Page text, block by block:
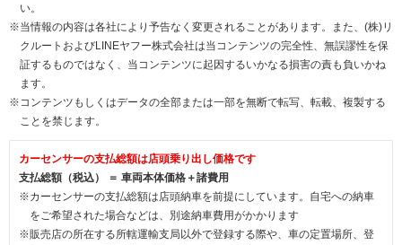
い。
※当情報の内容は各社により予告なく変更されることがあります。また、(株)リ
クルートおよびLINEヤフー株式会社は当コンテンツの完全性、無誤謬性を保
証するものではなく、当コンテンツに起因するいかなる損害の責も負いかね
ます。
※コンテンツもしくはデータの全部または一部を無断で転写、転載、複製する
ことを禁じます。
カーセンサーの支払総額は店頭乗り出し価格です
支払総額（税込） ＝ 車両本体価格＋諸費用
※カーセンサーの支払総額は店頭納車を前提にしています。自宅への納車
をご希望された場合などは、別途納車費用がかかります
※販売店の所在する所轄運輸支局以外で登録する際や、車の定置場所、登